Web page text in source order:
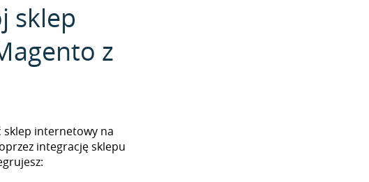
sklep
z
sklep internetowy na
integrację sklepu